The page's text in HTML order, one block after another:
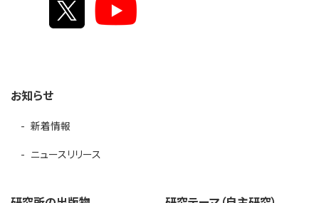
お知らせ
新着情報
ニュースリリース